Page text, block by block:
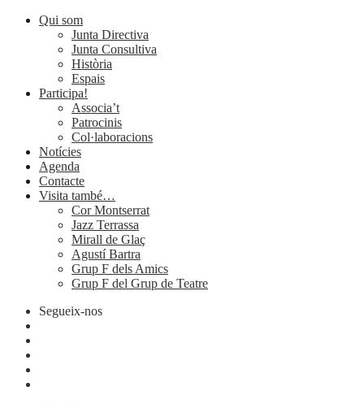
Qui som
Junta Directiva
Junta Consultiva
Història
Espais
Participa!
Associa’t
Patrocinis
Col·laboracions
Notícies
Agenda
Contacte
Visita també…
Cor Montserrat
Jazz Terrassa
Mirall de Glaç
Agustí Bartra
Grup F dels Amics
Grup F del Grup de Teatre
Segueix-nos